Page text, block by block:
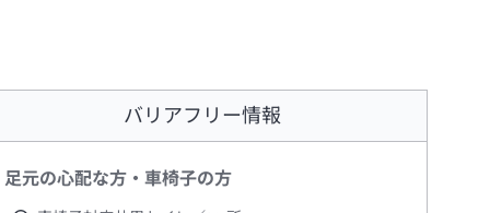
バリアフリー情報
足元の心配な方・車椅子の方